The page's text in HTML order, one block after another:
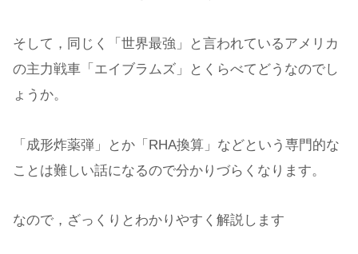
そして，同じく「世界最強」と言われているアメリカ
の主力戦車「エイブラムズ」とくらべてどうなのでし
ょうか。
「成形炸薬弾」とか「RHA換算」などという専門的な
ことは難しい話になるので分かりづらくなります。
なので，ざっくりとわかりやすく解説します